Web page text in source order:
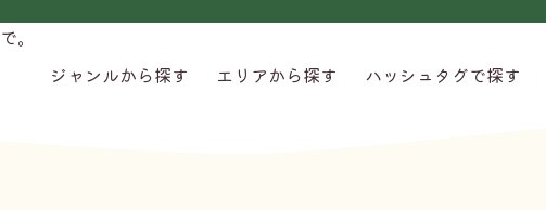
で。
ジャンルから探す エリアから探す ハッシュタグで探す